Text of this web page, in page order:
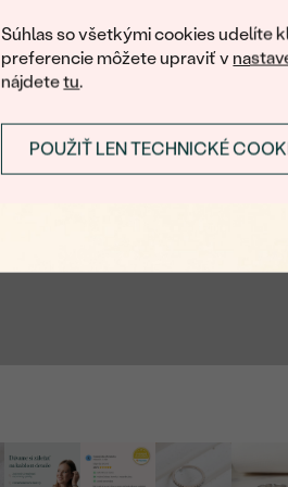
Súhlas so všetkými cookies udelíte
preferencie môžete upraviť v
nájdetetu.
POUŽIŤ LEN TECHNICKÉ